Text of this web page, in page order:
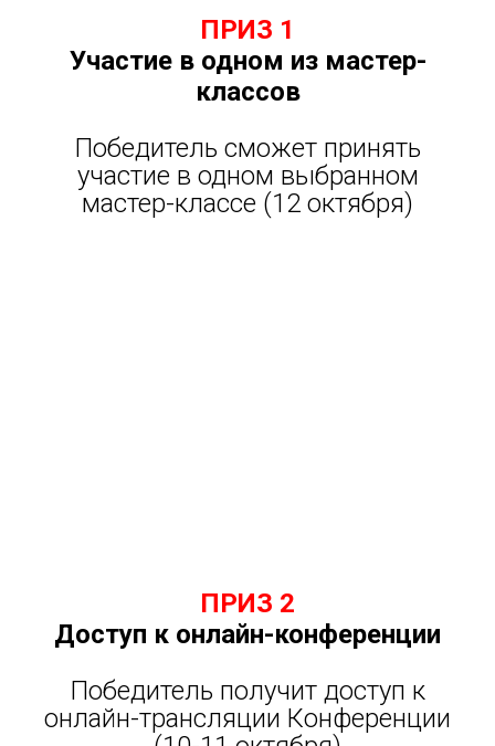
ПРИЗ 1
Участие в одном из мастер-
классов
Победитель сможет принять
участие в одном выбранном
мастер-классе (12 октября)
ПРИЗ 2
Доступ к онлайн-конференции
Победитель получит доступ к
онлайн-трансляции Конференции